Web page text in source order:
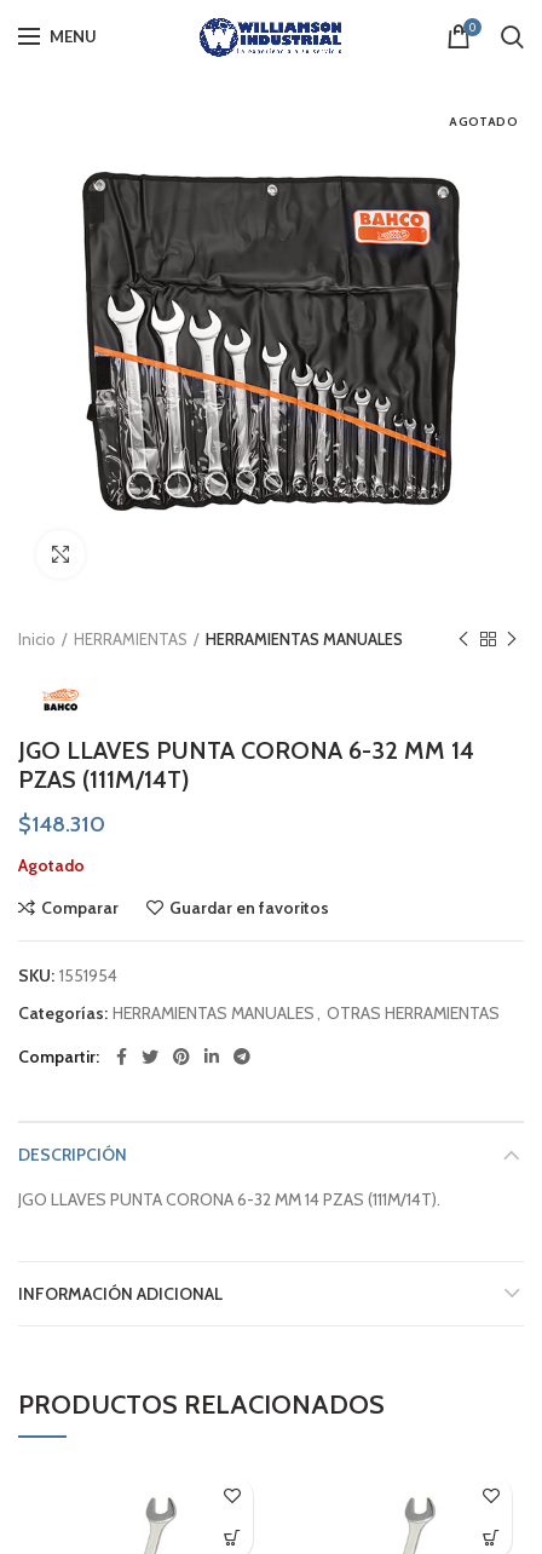
MENU 0
AGOTADO
Inicio HERRAMIENTAS HERRAMIENTAS MANUALES
JGO LLAVES PUNTA CORONA 6-32 MM 14
PZAS (111M/14T)
$148.310
Agotado
Comparar
Guardar en favoritos
SKU: 1551954
Categorías: HERRAMIENTAS MANUALES, OTRAS HERRAMIENTAS
Compartir
DESCRIPCIÓN
JGO LLAVES PUNTA CORONA 6-32 MM 14 PZAS (111M/14T).
INFORMACIÓN ADICIONAL
PRODUCTOS RELACIONADOS